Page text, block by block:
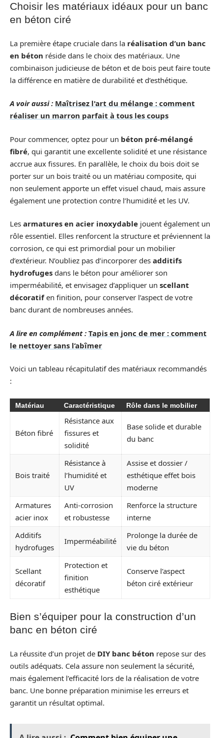
Choisir les matériaux idéaux pour un banc
en béton ciré
La première étape cruciale dans la réalisation d’un banc
en béton réside dans le choix des matériaux. Une
combinaison judicieuse de béton et de bois peut faire toute
la différence en matière de durabilité et d’esthétique.
A voir aussi : Maîtrisez l'art du mélange : comment
réaliser un marron parfait à tous les coups
Pour commencer, optez pour un béton pré-mélangé
fibré, qui garantit une excellente solidité et une résistance
accrue aux fissures. En parallèle, le choix du bois doit se
porter sur un bois traité ou un matériau composite, qui
non seulement apporte un effet visuel chaud, mais assure
également une protection contre l’humidité et les UV.
Les armatures en acier inoxydable jouent également un
rôle essentiel. Elles renforcent la structure et préviennent la
corrosion, ce qui est primordial pour un mobilier
d’extérieur. N’oubliez pas d’incorporer des additifs
hydrofuges dans le béton pour améliorer son
imperméabilité, et envisagez d’appliquer un scellant
décoratifen finition, pour conserver l’aspect de votre
banc durant de nombreuses années.
A lire en complément : Tapis en jonc de mer : comment
le nettoyer sans l’abîmer
Voici un tableau récapitulatif des matériaux recommandés
:
Matériau Caractéristique Rôle dans le mobilier
Béton fibré
Résistance aux
fissures et
solidité
Base solide et durable
du banc
Bois traité
Résistance à
l’humidité et
UV
Assise et dossier /
esthétique effet bois
moderne
Armatures
acier inox
Anti-corrosion
et robustesse
Renforce la structure
interne
Additifs
hydrofuges
Imperméabilité
Prolonge la durée de
vie du béton
Scellant
décoratif
Protection et
finition
esthétique
Conserve l’aspect
béton ciré extérieur
Bien s’équiper pour la construction d’un
banc en béton ciré
La réussite d’un projet de DIY banc béton repose sur des
outils adéquats. Cela assure non seulement la sécurité,
mais également l’efficacité lors de la réalisation de votre
banc. Une bonne préparation minimise les erreurs et
garantit un résultat optimal.